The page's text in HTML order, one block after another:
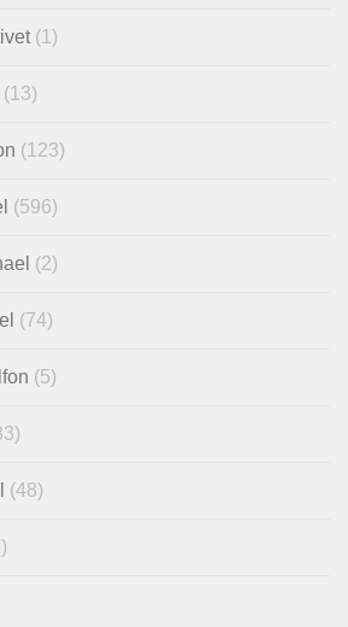
(1)
(13)
(123)
(596)
(2)
(74)
(5)
(48)